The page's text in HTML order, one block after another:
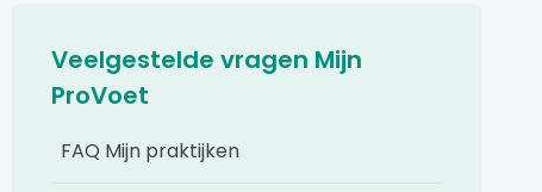
Veelgestelde vragen Mijn
ProVoet
FAQ Mijn praktijken